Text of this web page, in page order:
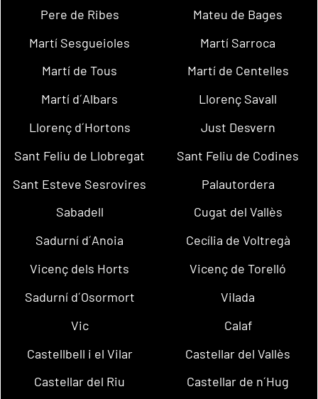
Pere de Ribes
Mateu de Bages
Martí Sesgueioles
Martí Sarroca
Martí de Tous
Martí de Centelles
Martí d´Albars
Llorenç Savall
Llorenç d´Hortons
Just Desvern
Sant Feliu de Llobregat
Sant Feliu de Codines
Sant Esteve Sesrovires
Palautordera
Sabadell
Cugat del Vallès
Sadurní d´Anoia
Cecília de Voltregà
Vicenç dels Horts
Vicenç de Torelló
Sadurní d´Osormort
Vilada
Vic
Calaf
Castellbell i el Vilar
Castellar del Vallès
Castellar del Riu
Castellar de n´Hug